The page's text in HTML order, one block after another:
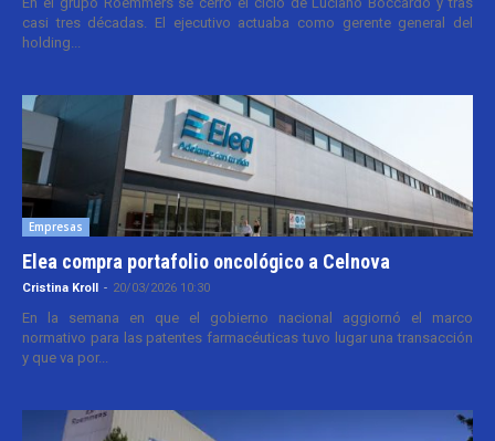
casi tres décadas. El ejecutivo actuaba como gerente general del
holding...
Empresas
Elea compra portafolio oncológico a Celnova
Cristina Kroll - 20/03/2026 10:30
En la semana en que el gobierno nacional aggiornó el marco
normativo para las patentes farmacéuticas tuvo lugar una transacción
y que va por...